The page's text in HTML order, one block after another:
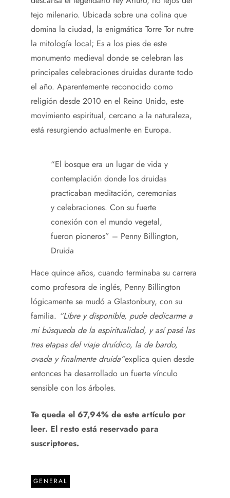
tejo milenario. Ubicada sobre una colina que
domina la ciudad, la enigmática Torre Tor nutre
la mitología local; Es a los pies de este
monumento medieval donde se celebran las
principales celebraciones druidas durante todo
el año. Aparentemente reconocido como
religión desde 2010 en el Reino Unido, este
movimiento espiritual, cercano a la naturaleza,
está resurgiendo actualmente en Europa.
“El bosque era un lugar de vida y
contemplación donde los druidas
practicaban meditación, ceremonias
y celebraciones. Con su fuerte
conexión con el mundo vegetal,
fueron pioneros” – Penny Billington,
Druida
Hace quince años, cuando terminaba su carrera
como profesora de inglés, Penny Billington
lógicamente se mudó a Glastonbury, con su
familia. “Libre y disponible, pude dedicarme a
mi búsqueda de la espiritualidad, y así pasé las
tres etapas del viaje druídico, la de bardo,
ovada y finalmente druida”explica quien desde
entonces ha desarrollado un fuerte vínculo
sensible con los árboles.
Te queda el 67,94% de este artículo por
leer. El resto está reservado para
suscriptores.
GENERAL